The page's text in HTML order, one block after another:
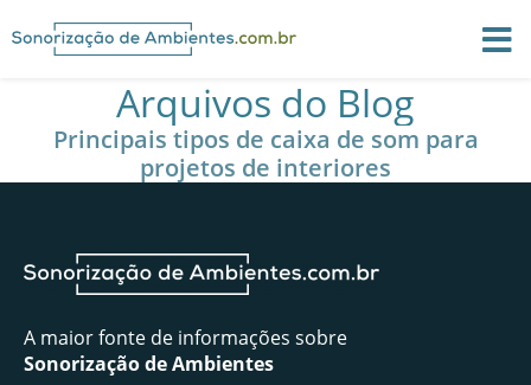
Arquivos do Blog
Principais tipos de caixa de som para
projetos de interiores
A maior fonte de informações sobre
Sonorização de Ambientes